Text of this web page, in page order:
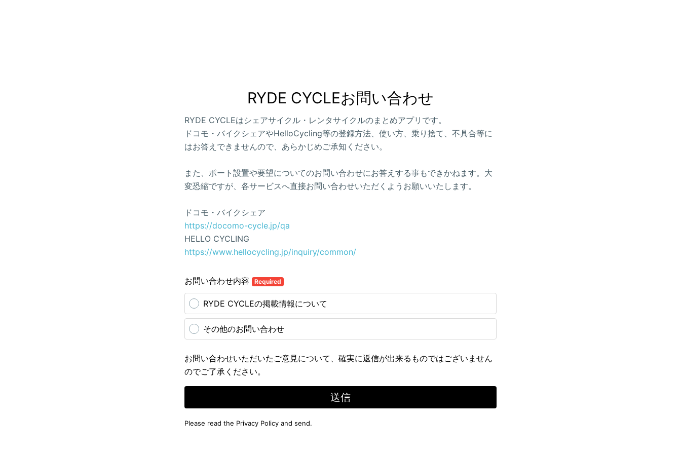
RYDE CYCLEお問い合わせ
RYDE CYCLEはシェアサイクル・レンタサイクルのまとめアプリです。
ドコモ・バイクシェアやHelloCycling等の登録方法、使い方、乗り捨て、不具合等に
はお答えできませんので、あらかじめご承知ください。
また、ポート設置や要望についてのお問い合わせにお答えする事もできかねます。大
変恐縮ですが、各サービスへ直接お問い合わせいただくようお願いいたします。
ドコモ・バイクシェア
https://docomo-cycle.jp/qa
HELLO CYCLING
https://www.hellocycling.jp/inquiry/common/
お問い合わせ内容 Required
RYDE CYCLEの掲載情報について
その他のお問い合わせ
お問い合わせいただいたご意見について、確実に返信が出来るものではございません
のでご了承ください。
送信
Please read the Privacy Policy and send.